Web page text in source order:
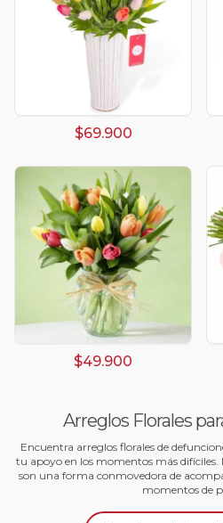
$69.900
$49.900
Arreglos Florales
Encuentra arreglos florales de
tu apoyo en los momentos más difíciles.
son una forma conmovedora de
momentos de